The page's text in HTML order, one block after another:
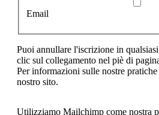
Email
Puoi annullare l'iscrizione in
clic sul collegamento nel piè di
Per informazioni sulle nostre
nostro sito.
Utilizziamo Mailchimp come nostra